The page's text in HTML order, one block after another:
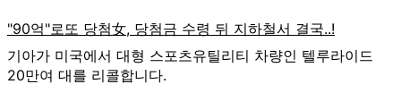
기아가 미국에서 대형 스포츠유틸리티 차량인 텔루라이드
20만여 대를 리콜합니다.